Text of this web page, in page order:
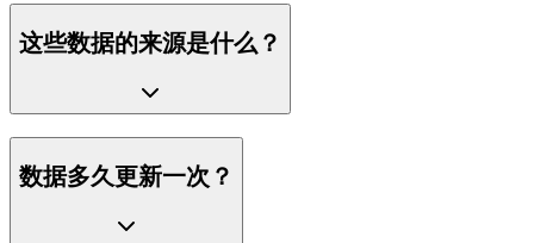
这些数据的来源是什么？
数据多久更新一次？